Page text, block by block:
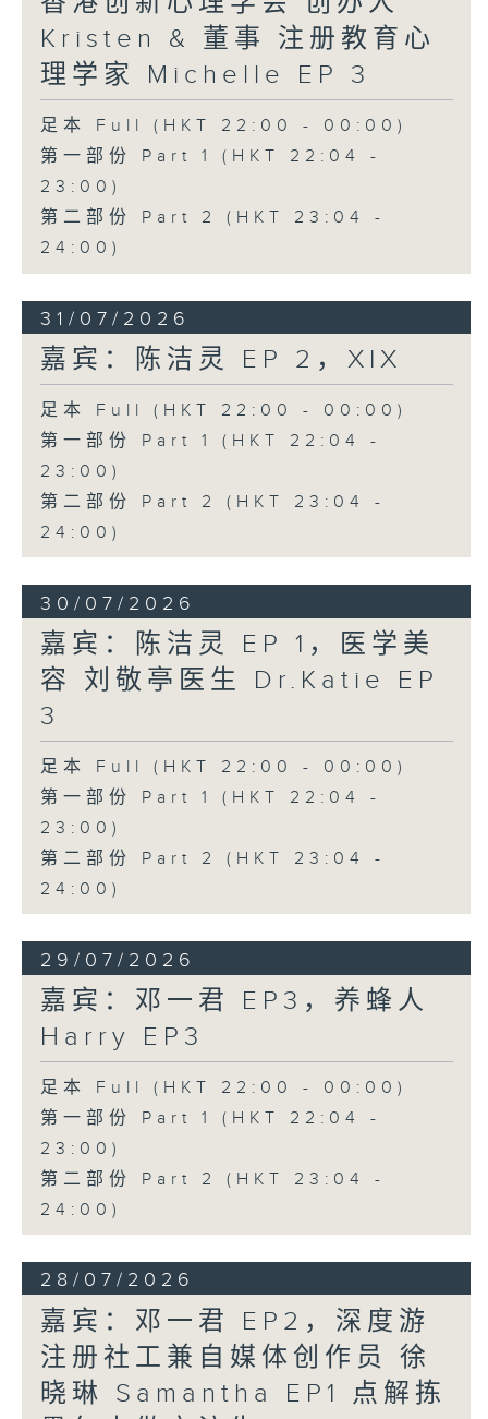
Kristen & 董事 注册教育心
理学家 Michelle EP 3
足本 Full (HKT 22:00 - 00:00)
第一部份 Part 1 (HKT 22:04 -
23:00)
第二部份 Part 2 (HKT 23:04 -
24:00)
31/07/2026
嘉宾：陈洁灵 EP 2，XIX
足本 Full (HKT 22:00 - 00:00)
第一部份 Part 1 (HKT 22:04 -
23:00)
第二部份 Part 2 (HKT 23:04 -
24:00)
30/07/2026
嘉宾：陈洁灵 EP 1，医学美
容 刘敬亭医生 Dr.Katie EP
3
足本 Full (HKT 22:00 - 00:00)
第一部份 Part 1 (HKT 22:04 -
23:00)
第二部份 Part 2 (HKT 23:04 -
24:00)
29/07/2026
嘉宾：邓一君 EP3，养蜂人
Harry EP3
足本 Full (HKT 22:00 - 00:00)
第一部份 Part 1 (HKT 22:04 -
23:00)
第二部份 Part 2 (HKT 23:04 -
24:00)
28/07/2026
嘉宾：邓一君 EP2，深度游
注册社工兼自媒体创作员 徐
晓琳 Samantha EP1 点解拣